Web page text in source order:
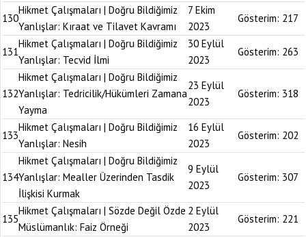
130
Hikmet Çalışmaları | Doğru Bildiğimiz
Yanlışlar: Kıraat ve Tilavet Kavramı
7 Ekim
2023
Gösterim: 217
131
Hikmet Çalışmaları | Doğru Bildiğimiz
Yanlışlar: Tecvid İlmi
30 Eylül
2023
Gösterim: 263
132
Hikmet Çalışmaları | Doğru Bildiğimiz
Yanlışlar: Tedricilik/Hükümleri Zamana
Yayma
23 Eylül
2023
Gösterim: 318
133
Hikmet Çalışmaları | Doğru Bildiğimiz
Yanlışlar: Nesih
16 Eylül
2023
Gösterim: 202
134
Hikmet Çalışmaları | Doğru Bildiğimiz
Yanlışlar: Mealler Üzerinden Tasdik
İlişkisi Kurmak
9 Eylül
2023
Gösterim: 307
135
Hikmet Çalışmaları | Sözde Değil Özde
Müslümanlık: Faiz Örneği
2 Eylül
2023
Gösterim: 221